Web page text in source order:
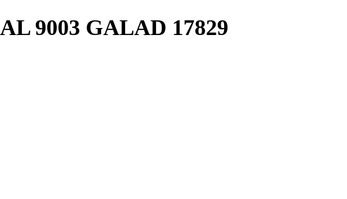
9003 GALAD 17829